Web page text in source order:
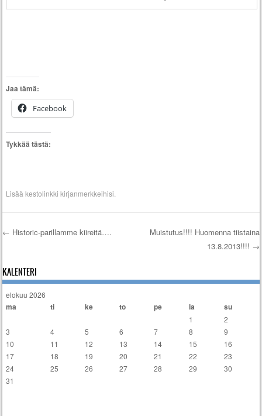
Jaa tämä:
Facebook
Tykkää tästä:
Lisääkestolinkki kirjanmerkkeihisi.
← Historic-parillamme kiireitä….
Muistutus!!!! Huomenna tiistaina
13.8.2013!!!! →
KALENTERI
elokuu 2026
ma ti ke to pe la su
1
2
3
4 5 6 7 8
9
10
11 12 13 14 15
16
17
18 19 20 21 22
23
24
25 26 27 28 29
30
31